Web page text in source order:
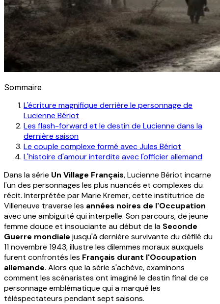
Sommaire
L'écriture magnifique derrière le personnage de
Lucienne Bériot
Les flash-forward et le destin de Lucienne dans la
dernière saison
Le couple complexe formé avec Jules Bériot
L'histoire d'amour interdite avec l'officier allemand
Dans la série Un Village Français, Lucienne Bériot incarne
l'un des personnages les plus nuancés et complexes du
récit. Interprétée par Marie Kremer, cette institutrice de
Villeneuve traverse les années noires de l'Occupation
avec une ambiguïté qui interpelle. Son parcours, de jeune
femme douce et insouciante au début de la Seconde
Guerre mondiale jusqu'à dernière survivante du défilé du
11 novembre 1943, illustre les dilemmes moraux auxquels
furent confrontés les Français durant l'Occupation
allemande. Alors que la série s'achève, examinons
comment les scénaristes ont imaginé le destin final de ce
personnage emblématique qui a marqué les
téléspectateurs pendant sept saisons.